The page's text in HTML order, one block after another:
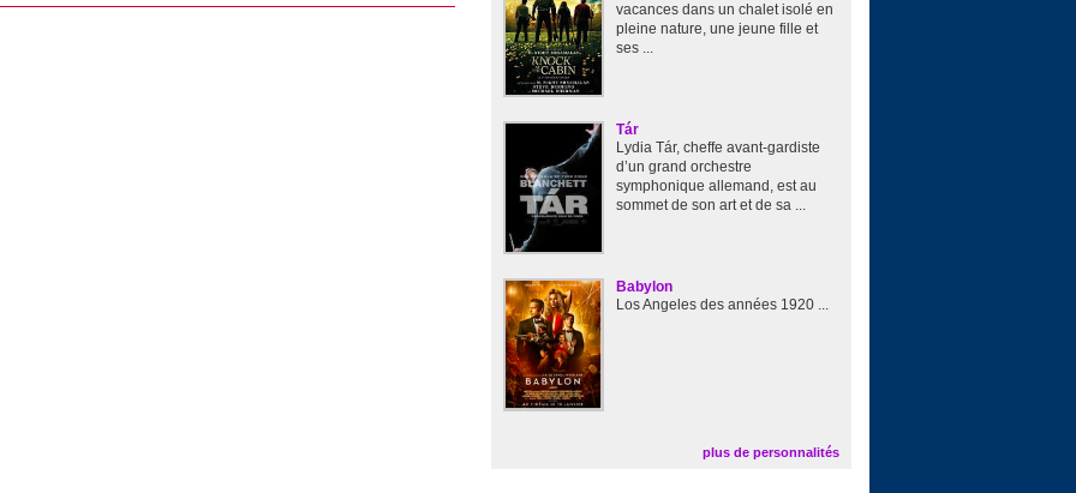
vacances dans un chalet isolé en
pleine nature, une jeune fille et
ses ...
Tár
Lydia Tár, cheffe avant-gardiste
d’un grand orchestre
symphonique allemand, est au
sommet de son art et de sa ...
Babylon
Los Angeles des années 1920 ...
plus de personnalités